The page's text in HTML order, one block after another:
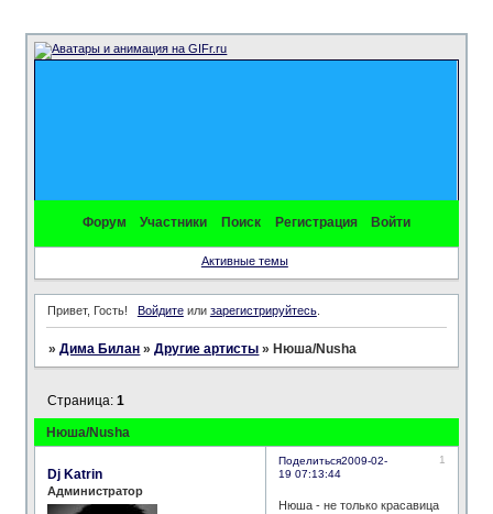
Форум Участники Поиск Регистрация Войти
Активные темы
Привет, Гость! Войдитеили зарегистрируйтесь.
»Дима Билан »Другие артисты »Нюша/Nusha
Нюша/Nusha
Страница:1
Поделиться 1
2009-02-
19 07:13:44
Dj Katrin
Администратор
Нюша - не только красавица